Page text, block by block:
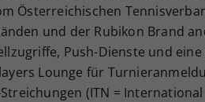
Österreichischen
und der Rubikon Brand
Push-Dienste und
Lounge für
(ITN =